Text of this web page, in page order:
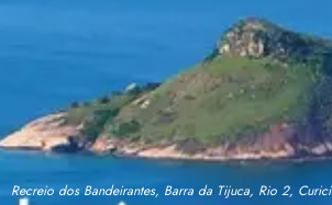
Recreio dos Bandeirantes, Barra da Tijuca, Rio 2,